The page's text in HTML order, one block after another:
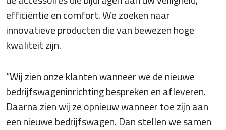
efficiëntie en comfort. We zoeken naar
innovatieve producten die van bewezen hoge
kwaliteit zijn.
“Wij zien onze klanten wanneer we de nieuwe
bedrijfswageninrichting bespreken en afleveren.
Daarna zien wij ze opnieuw wanneer toe zijn aan
een nieuwe bedrijfswagen. Dan stellen we samen